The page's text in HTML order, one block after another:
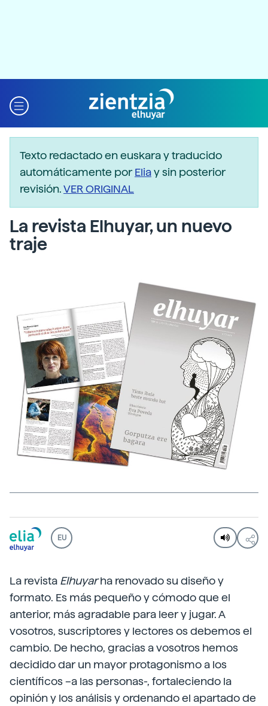
Texto redactado en euskara y traducido
automáticamente porEliay sin posterior
revisión.VER ORIGINAL
La revista Elhuyar, un nuevo
traje
EU
La revista Elhuyarha renovado su diseño y
formato. Es más pequeño y cómodo que el
anterior, más agradable para leer y jugar. A
vosotros, suscriptores y lectores os debemos el
cambio. De hecho, gracias a vosotros hemos
decidido dar un mayor protagonismo a los
científicos –a las personas-, fortaleciendo la
opinión y los análisis y ordenando el apartado de